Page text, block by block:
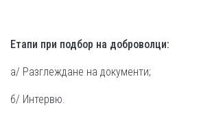
Етапи при подбор на доброволци:
а/ Разглеждане на документи;
б/ Интервю.